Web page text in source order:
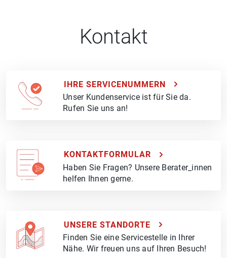
Kontakt
IHRE SERVICENUMMERN
Unser Kundenservice ist für Sie da.
Rufen Sie uns an!
KONTAKTFORMULAR
Haben Sie Fragen? Unsere Berater_innen
helfen Ihnen gerne.
UNSERE STANDORTE
Finden Sie eine Servicestelle in Ihrer
Nähe. Wir freuen uns auf Ihren Besuch!